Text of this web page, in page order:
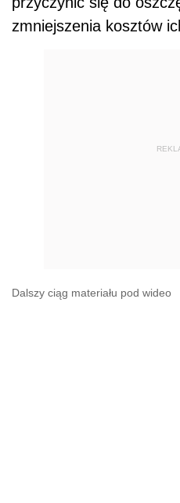
zmniejszenia kosztów
Dalszy ciąg materiału pod wideo